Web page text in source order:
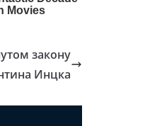
закону
Инцка